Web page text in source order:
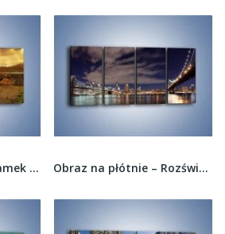
Obraz na płótnie – Zamek Eilean Donan w Szkocji... Obraz na płótnie – Rozświetlone nowojorskie...